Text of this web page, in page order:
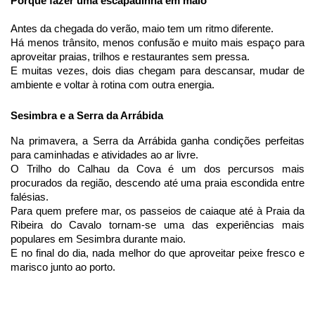
Antes da chegada do verão, maio tem um ritmo diferente.
Há menos trânsito, menos confusão e muito mais espaço para
aproveitar praias, trilhos e restaurantes sem pressa.
E muitas vezes, dois dias chegam para descansar, mudar de
ambiente e voltar à rotina com outra energia.
Sesimbra e a Serra da Arrábida
Na primavera, a Serra da Arrábida ganha condições perfeitas
para caminhadas e atividades ao ar livre.
O Trilho do Calhau da Cova é um dos percursos mais
procurados da região, descendo até uma praia escondida entre
falésias.
Para quem prefere mar, os passeios de caiaque até à Praia da
Ribeira do Cavalo tornam-se uma das experiências mais
populares em Sesimbra durante maio.
E no final do dia, nada melhor do que aproveitar peixe fresco e
marisco junto ao porto.